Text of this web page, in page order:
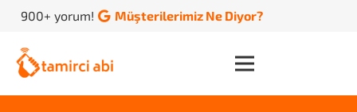
900+ yorum! Müşterilerimiz Ne Diyor?